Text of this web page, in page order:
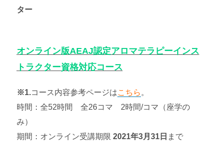
ター
オンライン版AEAJ認定アロマテラピーインス
トラクター資格対応コース
※1.コース内容参考ページはこちら 。
時間：全52時間 全26コマ 2時間/コマ（座学の
み）
期間：オンライン受講期限 2021年3月31日 まで